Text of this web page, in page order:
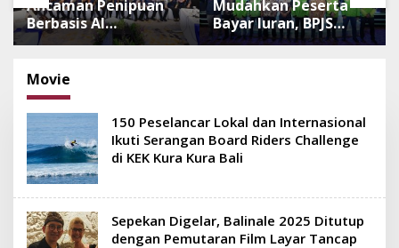
Ancaman Penipuan
Berbasis AI
Meningkat, Satgas
Penindakan dan
Pengembangan
Aplikasi Anti
Penipuan
Mudahkan Peserta
Bayar Iuran, BPJS
Luncurkan Nadi JKN
Movie
150 Peselancar Lokal dan Internasional
Ikuti Serangan Board Riders Challenge
di KEK Kura Kura Bali
Sepekan Digelar, Balinale 2025 Ditutup
dengan Pemutaran Film Layar Tancap